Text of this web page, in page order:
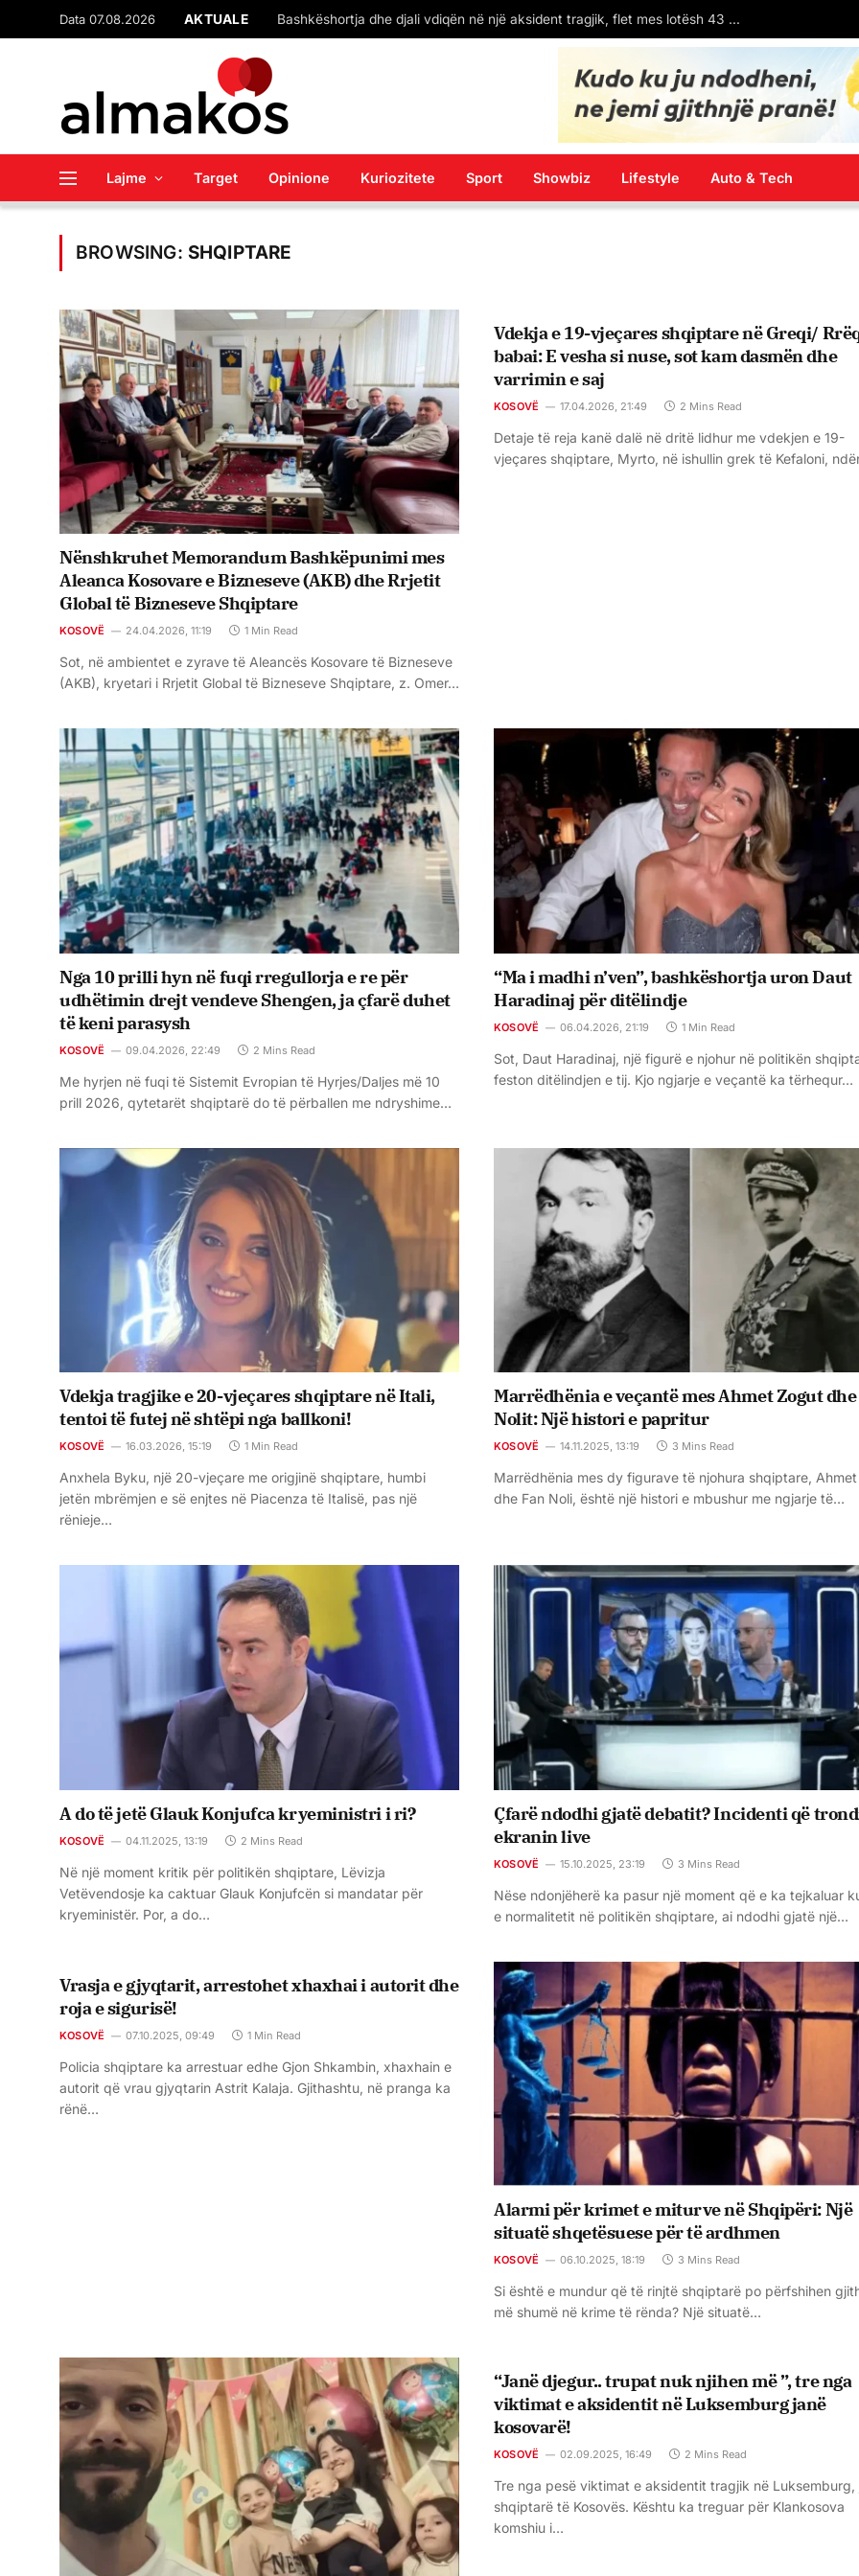
Data 07.08.2026 AKTUALE Kim Mehmeti: Nuk është i fortë piktori – e fortë është “Aleanca e Qelbësirave” që e mbron
Lajme Target Opinione Kuriozitete Sport Showbiz Lifestyle Auto & Tech
BROWSING: SHQIPTARE
Nënshkruhet Memorandum Bashkëpunimi mes
Aleanca Kosovare e Bizneseve (AKB) dhe Rrjetit
Global të Bizneseve Shqiptare
KOSOVË 24.04.2026, 11:19 1 Min Read
Sot, në ambientet e zyrave të Aleancës Kosovare të Bizneseve
(AKB), kryetari i Rrjetit Global të Bizneseve Shqiptare, z. Omer…
Vdekja e 19-vjeçares shqiptare në Greqi/
babai: E vesha si nuse, sot kam dasmën dhe
varrimin e saj
KOSOVË 17.04.2026, 21:49 2 Mins Read
Detaje të reja kanë dalë në dritë lidhur me vdekjen e 19-
vjeçares shqiptare, Myrto, në ishullin grek të Kefaloni,
Nga 10 prilli hyn në fuqi rregullorja e re për
udhëtimin drejt vendeve Shengen, ja çfarë duhet
të keni parasysh
KOSOVË 09.04.2026, 22:49 2 Mins Read
Me hyrjen në fuqi të Sistemit Evropian të Hyrjes/Daljes më 10
prill 2026, qytetarët shqiptarë do të përballen me ndryshime…
“Ma i madhi n’ven”, bashkëshortja uron Daut
Haradinaj për ditëlindje
KOSOVË 06.04.2026, 21:19 1 Min Read
Sot, Daut Haradinaj, një figurë e njohur në politikën
feston ditëlindjen e tij. Kjo ngjarje e veçantë ka tërhequr…
Vdekja tragjike e 20-vjeçares shqiptare në Itali,
tentoi të futej në shtëpi nga ballkoni!
KOSOVË 16.03.2026, 15:19 1 Min Read
Anxhela Byku, një 20-vjeçare me origjinë shqiptare, humbi
jetën mbrëmjen e së enjtes në Piacenza të Italisë, pas një
rënieje…
Marrëdhënia e veçantë mes Ahmet Zogut
Nolit: Një histori e papritur
KOSOVË 14.11.2025, 13:19 3 Mins Read
Marrëdhënia mes dy figurave të njohura shqiptare,
dhe Fan Noli, është një histori e mbushur me ngjarje të…
A do të jetë Glauk Konjufca kryeministri i ri?
KOSOVË 04.11.2025, 13:19 2 Mins Read
Në një moment kritik për politikën shqiptare, Lëvizja
Vetëvendosje ka caktuar Glauk Konjufcën si mandatar për
kryeministër. Por, a do…
Çfarë ndodhi gjatë debatit? Incidenti që
ekranin live
KOSOVË 15.10.2025, 23:19 3 Mins Read
Nëse ndonjëherë ka pasur një moment që e ka tejkaluar
e normalitetit në politikën shqiptare, ai ndodhi gjatë një…
Vrasja e gjyqtarit, arrestohet xhaxhai i autorit dhe
roja e sigurisë!
KOSOVË 07.10.2025, 09:49 1 Min Read
Policia shqiptare ka arrestuar edhe Gjon Shkambin, xhaxhain e
autorit që vrau gjyqtarin Astrit Kalaja. Gjithashtu, në pranga ka
rënë…
Alarmi për krimet e miturve në Shqipëri: Një
situatë shqetësuese për të ardhmen
KOSOVË 06.10.2025, 18:19 3 Mins Read
Si është e mundur që të rinjtë shqiptarë po përfshihen
më shumë në krime të rënda? Një situatë…
“Janë djegur.. trupat nuk njihen më ”, tre nga
viktimat e aksidentit në Luksemburg janë
kosovarë!
KOSOVË 02.09.2025, 16:49 2 Mins Read
Tre nga pesë viktimat e aksidentit tragjik në Luksemburg,
shqiptarë të Kosovës. Kështu ka treguar për Klankosova
komshiu i…